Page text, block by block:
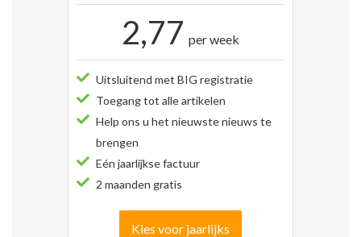
2,77 per week
Uitsluitend met BIG registratie
Toegang tot alle artikelen
Help ons u het nieuwste nieuws te
brengen
Eén jaarlijkse factuur
2 maanden gratis
Kies voor jaarlijks